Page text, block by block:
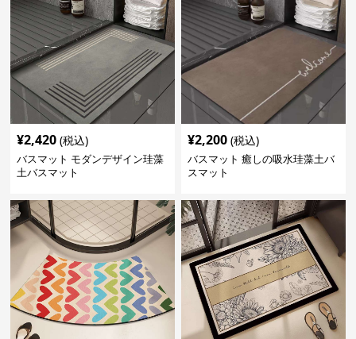
¥2,420 (税込)
バスマット モダンデザイン珪藻
土バスマット
¥2,200 (税込)
バスマット 癒しの吸水珪藻土バ
スマット